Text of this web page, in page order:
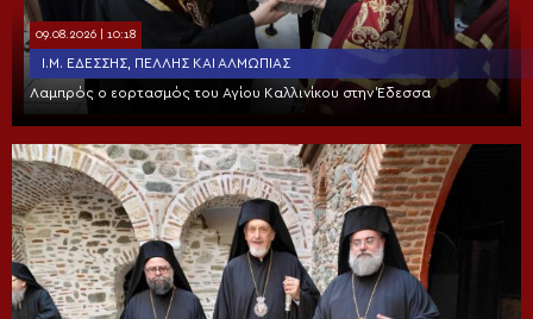
09.08.2026 | 10:18
Ι.Μ. ΕΔΈΣΣΗΣ, ΠΈΛΛΗΣ ΚΑΙ ΑΛΜΩΠΊΑΣ
Λαμπρός ο εορτασμός του Αγίου Καλλινίκου στην Έδεσσα